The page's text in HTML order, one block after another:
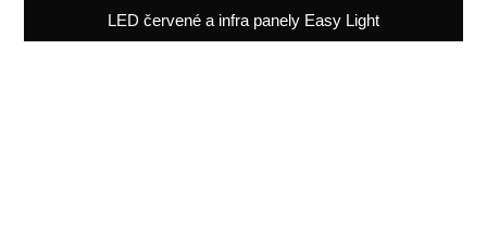
LED červené a infra panely Easy Light